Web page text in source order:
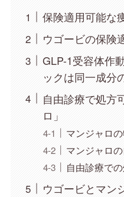
保険適用可能な
ウゴービの保険
GLP-1受容体作
ックは同一成分
自由診療で処方
ロ」
マンジャロ
マンジャロ
自由診療で
ウゴービとマン